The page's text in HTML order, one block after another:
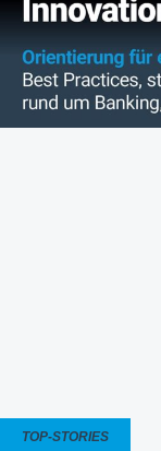
TOP-STORIES